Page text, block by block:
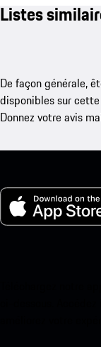
Listes
De façon générale,
disponibles sur
Donnez votre avis